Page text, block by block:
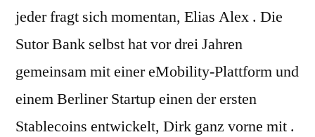
jeder fragt sich momentan, Elias Alex . Die
Sutor Bank selbst hat vor drei Jahren
gemeinsam mit einer eMobility-Plattform und
einem Berliner Startup einen der ersten
Stablecoins entwickelt, Dirk ganz vorne mit .